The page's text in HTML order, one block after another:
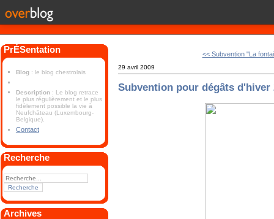
PrÉSentation
Blog : le blog chestrolais
Description : Le blog retrace
le plus régulièrement et le plus
fidèlement possible la vie à
Neufchâteau (Luxembourg-
Belgique).
Contact
Recherche
Archives
<< Subvention "La
29 avril 2009
Subvention pour dégâts d'hiver